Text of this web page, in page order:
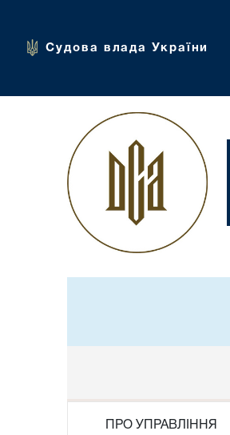
Судова влада України
ПРО УПРАВЛІННЯ